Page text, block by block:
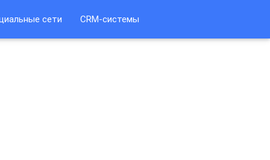
сети CRM-системы